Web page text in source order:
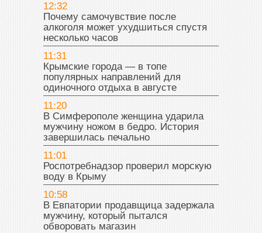
12:32
Почему самочувствие после
алкоголя может ухудшиться спустя
несколько часов
11:31
Крымские города — в топе
популярных направлений для
одиночного отдыха в августе
11:20
В Симферополе женщина ударила
мужчину ножом в бедро. История
завершилась печально
11:01
Роспотребнадзор проверил морскую
воду в Крыму
10:58
В Евпатории продавщица задержала
мужчину, который пытался
обворовать магазин